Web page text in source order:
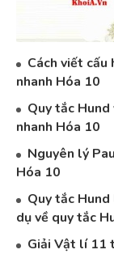
Cách viết
nhanh Hóa 10
Quy tắc
nhanh Hóa 10
Nguyên lý
Hóa 10
Quy tắc
dụ về quy tắc
Giải Vật lí 11